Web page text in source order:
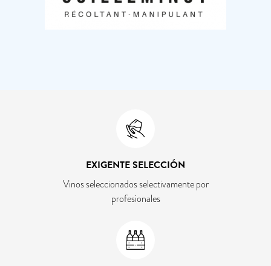
EXIGENTE SELECCIÓN
Vinos seleccionados selectivamente por
profesionales